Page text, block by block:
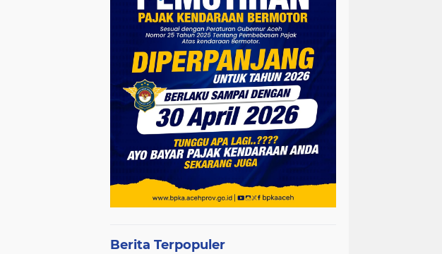
Berita Terpopuler